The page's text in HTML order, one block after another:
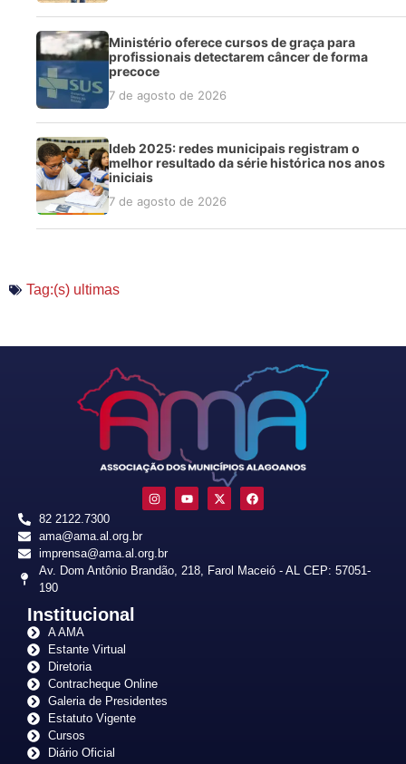
Ministério oferece cursos de graça para
profissionais detectarem câncer de forma
precoce
7 de agosto de 2026
Ideb 2025: redes municipais registram o
melhor resultado da série histórica nos anos
iniciais
7 de agosto de 2026
Tag:(s) ultimas
82 2122.7300
ama@ama.al.org.br
imprensa@ama.al.org.br
Av. Dom Antônio Brandão, 218, Farol Maceió - AL CEP: 57051-
190
Institucional
A AMA
Estante Virtual
Diretoria
Contracheque Online
Galeria de Presidentes
Estatuto Vigente
Cursos
Diário Oficial